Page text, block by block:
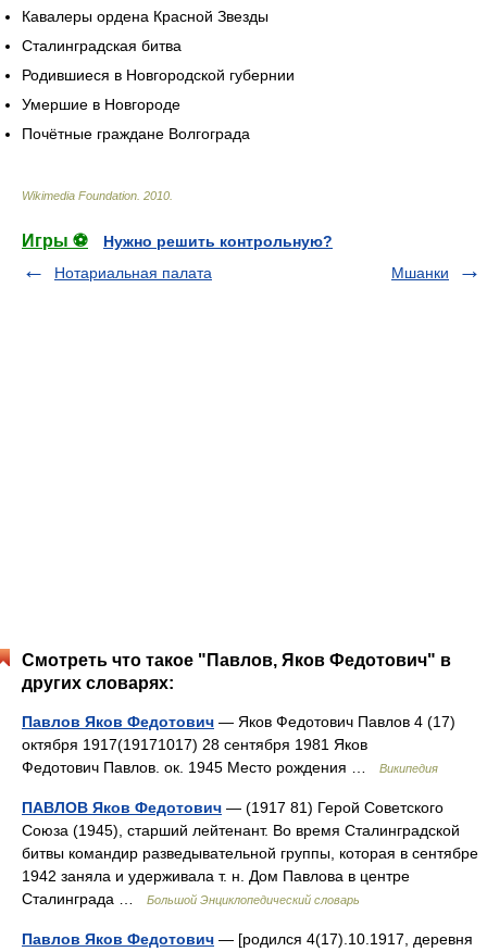
Кавалеры ордена Красной Звезды
Сталинградская битва
Родившиеся в Новгородской губернии
Умершие в Новгороде
Почётные граждане Волгограда
Wikimedia Foundation 2010
Игры ⚽
Нужно решить контрольную?
Нотариальная палата
Мшанки
Смотреть что такое "Павлов, Яков Федотович" в
других словарях:
Павлов Яков Федотович — Яков Федотович Павлов 4 (17)
октября 1917(19171017) 28 сентября 1981 Яков
Федотович Павлов. ок. 1945 Место рождения …
Википедия
ПАВЛОВ Яков Федотович — (1917 81) Герой Советского
Союза (1945), старший лейтенант. Во время Сталинградской
битвы командир разведывательной группы, которая в сентябре
1942 заняла и удерживала т. н. Дом Павлова в центре
Сталинграда …
Большой Энциклопедический словарь
Павлов Яков Федотович — [родился 4(17).10.1917, деревня